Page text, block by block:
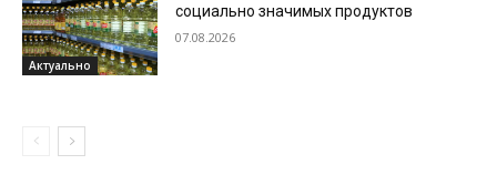
Актуально
социально значимых продуктов
07.08.2026